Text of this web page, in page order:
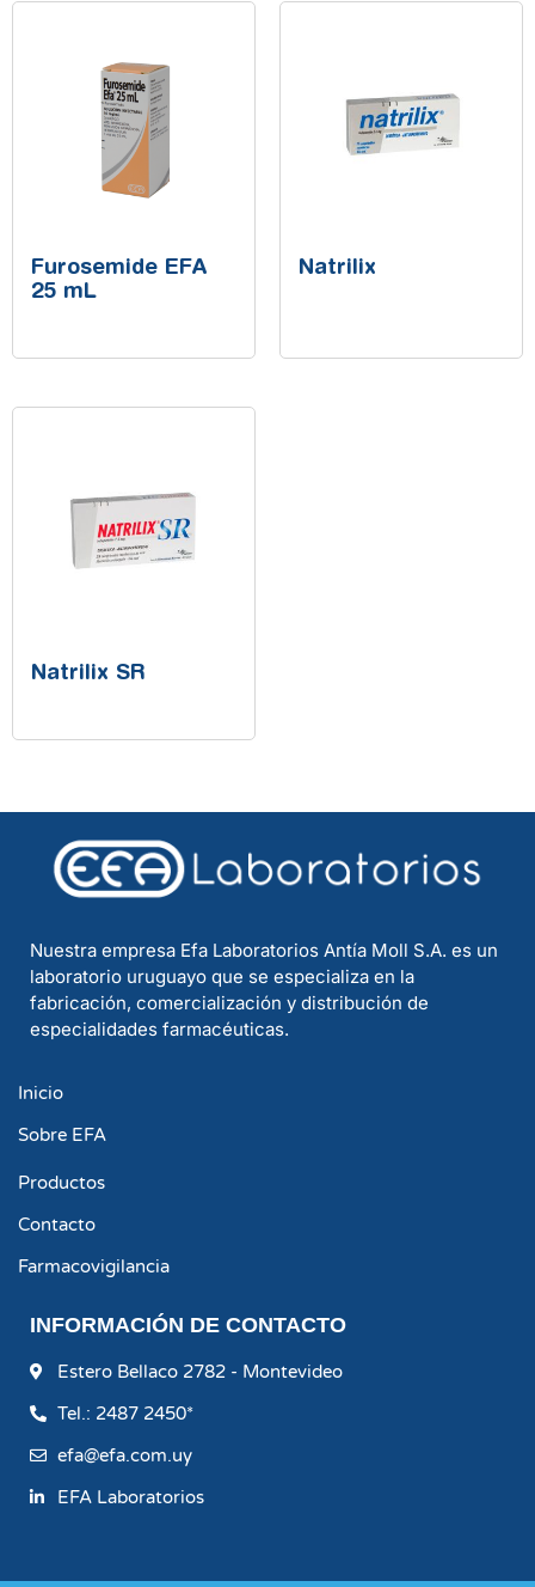
Furosemide EFA
25 mL
Natrilix
Natrilix SR
Nuestra empresa Efa Laboratorios Antía Moll S.A. es un
laboratorio uruguayo que se especializa en la
fabricación, comercialización y distribución de
especialidades farmacéuticas.
Inicio
Sobre EFA
Productos
Contacto
Farmacovigilancia
INFORMACIÓN DE CONTACTO
Estero Bellaco 2782 - Montevideo
Tel.: 2487 2450*
efa@efa.com.uy
EFA Laboratorios